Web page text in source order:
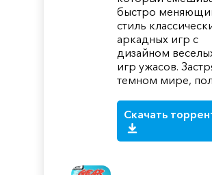
быстро
стиль
аркадных игр с
дизайном
игр ужасов.
темном мире,
Скачать